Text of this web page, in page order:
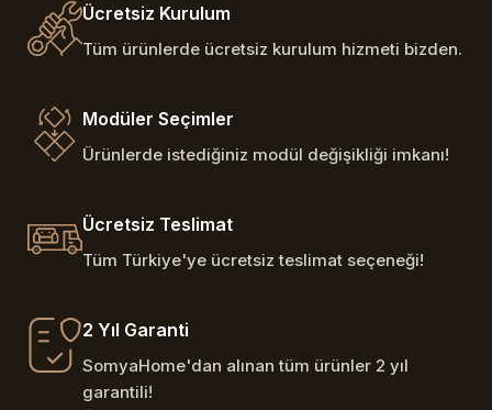
Ücretsiz Kurulum
Tüm ürünlerde ücretsiz kurulum hizmeti bizden.
Modüler Seçimler
Ürünlerde istediğiniz modül değişikliği imkanı!
Ücretsiz Teslimat
Tüm Türkiye'ye ücretsiz teslimat seçeneği!
2 Yıl Garanti
SomyaHome'dan alınan tüm ürünler 2 yıl
garantili!